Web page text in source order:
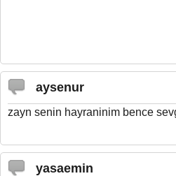
aysenur
zayn senin hayraninim bence
yasaemin